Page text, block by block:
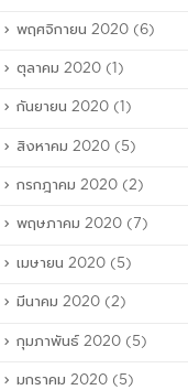
พฤศจิกายน 2020 (6)
ตุลาคม 2020 (1)
กันยายน 2020 (1)
สิงหาคม 2020 (5)
กรกฎาคม 2020 (2)
พฤษภาคม 2020 (7)
เมษายน 2020 (5)
มีนาคม 2020 (2)
กุมภาพันธ์ 2020 (5)
มกราคม 2020 (5)